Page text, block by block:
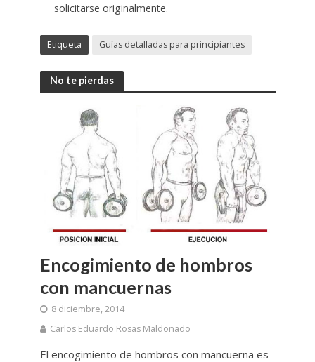
solicitarse originalmente.
Etiqueta Guías detalladas para principiantes
No te pierdas
Encogimiento de hombros
con mancuernas
8 diciembre, 2014
Carlos Eduardo Rosas Maldonado
El encogimiento de hombros con mancuerna es